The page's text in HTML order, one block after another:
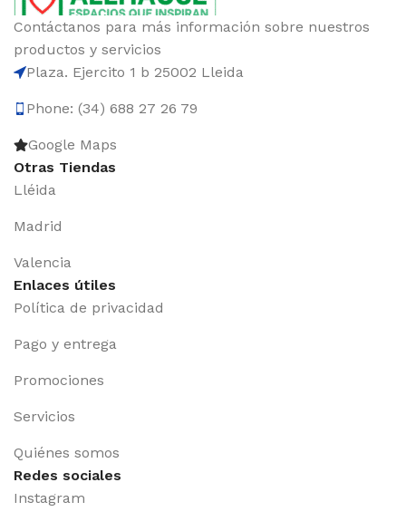
Contáctanos para más información sobre nuestros
productos y servicios
Plaza. Ejercito 1 b 25002 Lleida
Phone: (34) 688 27 26 79
Google Maps
Otras Tiendas
Lléida
Madrid
Valencia
Enlaces útiles
Política de privacidad
Pago y entrega
Promociones
Servicios
Quiénes somos
Redes sociales
Instagram